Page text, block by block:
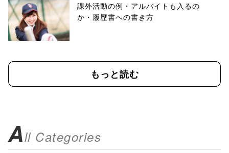
課外活動の例・アルバイトも入るの
か・履歴書への書き方
もっと読む
All Categories